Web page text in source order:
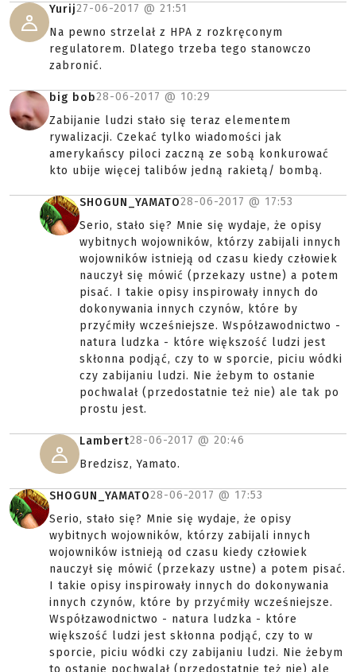
Yurij27-06-2017 @ 21:51
Na pewno strzelał z HPA z rozkręconym
regulatorem. Dlatego trzeba tego stanowczo
zabronić.
big bob28-06-2017 @ 10:29
Zabijanie ludzi stało się teraz elementem
rywalizacji. Czekać tylko wiadomości jak
amerykańscy piloci zaczną ze sobą konkurować
kto ubije więcej talibów jedną rakietą/ bombą.
SHOGUN_YAMATO28-06-2017 @ 17:53
Serio, stało się? Mnie się wydaje, że opisy
wybitnych wojowników, którzy zabijali innych
wojowników istnieją od czasu kiedy człowiek
nauczył się mówić (przekazy ustne) a potem
pisać. I takie opisy inspirowały innych do
dokonywania innych czynów, które by
przyćmiły wcześniejsze. Współzawodnictwo -
natura ludzka - które większość ludzi jest
skłonna podjąć, czy to w sporcie, piciu wódki
czy zabijaniu ludzi. Nie żebym to ostanie
pochwalał (przedostatnie też nie) ale tak po
prostu jest.
Lambert28-06-2017 @ 20:46
Bredzisz, Yamato.
SHOGUN_YAMATO28-06-2017 @ 17:53
Serio, stało się? Mnie się wydaje, że opisy
wybitnych wojowników, którzy zabijali innych
wojowników istnieją od czasu kiedy człowiek
nauczył się mówić (przekazy ustne) a potem pisać.
I takie opisy inspirowały innych do dokonywania
innych czynów, które by przyćmiły wcześniejsze.
Współzawodnictwo - natura ludzka - które
większość ludzi jest skłonna podjąć, czy to w
sporcie, piciu wódki czy zabijaniu ludzi. Nie żebym
to ostanie pochwalał (przedostatnie też nie) ale